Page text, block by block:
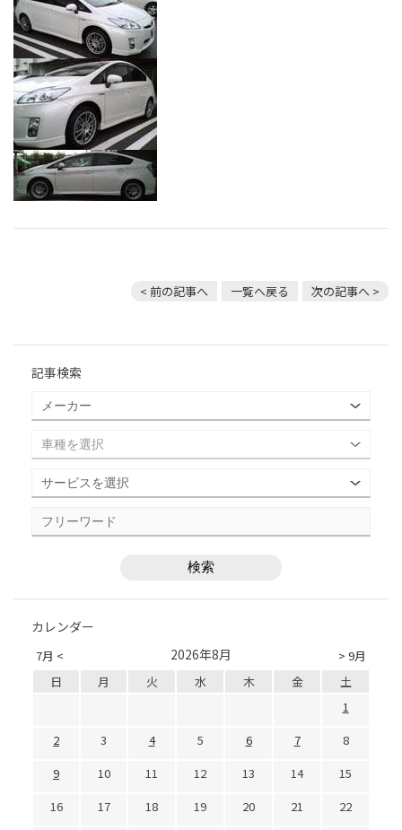
< 前の記事へ 一覧へ戻る 次の記事へ >
記事検索
カレンダー
7月 < > 9月
2026年8月
日 月 火 水 木 金
土
1
2
3 4 5 6 7
8
9
10 11 12 13 14
15
16
17 18 19 20 21
22